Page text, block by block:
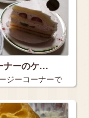
ナーのケ…
ジーコーナーで